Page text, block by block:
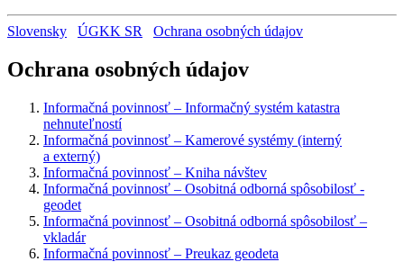
Slovensky ÚGKK SR Ochrana osobných údajov
Ochrana osobných údajov
Informačná povinnosť – Informačný systém katastra
nehnuteľností
Informačná povinnosť – Kamerové systémy (interný
a externý)
Informačná povinnosť – Kniha návštev
Informačná povinnosť – Osobitná odborná spôsobilosť -
geodet
Informačná povinnosť – Osobitná odborná spôsobilosť –
vkladár
Informačná povinnosť – Preukaz geodeta